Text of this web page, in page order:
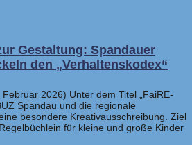
Gestaltung: Spandauer
den „Verhaltenskodex“
2026) Unter dem Titel „FaiRE-
Spandau und die regionale
besondere Kreativausschreibung. Ziel
für kleine und große Kinder